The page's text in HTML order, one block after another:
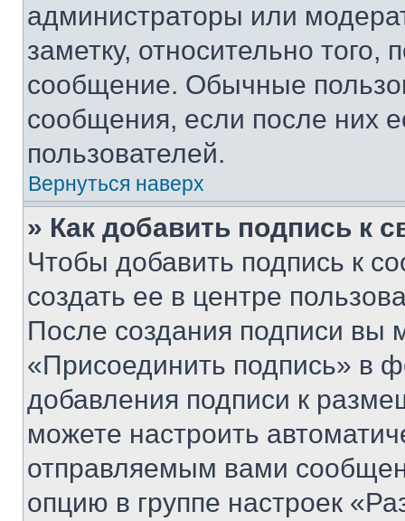
администраторы или
заметку, относительно
сообщение. Обычные
сообщения, если после них
пользователей.
Вернуться наверх
» Как добавить подпись к
Чтобы добавить подпись к
создать ее в центре
После создания подписи вы
«Присоединить подпись» в
добавления подписи к
можете настроить
отправляемым вами
опцию в группе настроек